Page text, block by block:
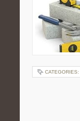
CATEGORIES: